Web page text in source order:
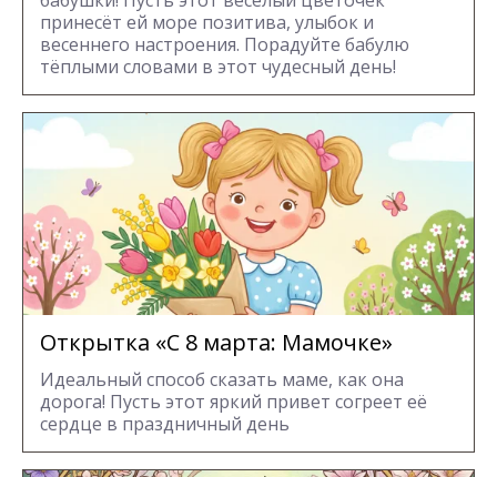
принесёт ей море позитива, улыбок и
весеннего настроения. Порадуйте бабулю
тёплыми словами в этот чудесный день!
Открытка «С 8 марта: Мамочке»
Идеальный способ сказать маме, как она
дорога! Пусть этот яркий привет согреет её
сердце в праздничный день